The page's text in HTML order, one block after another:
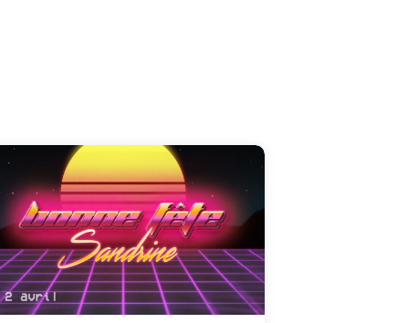
Partagez les festivités du 2 avril en dédiant